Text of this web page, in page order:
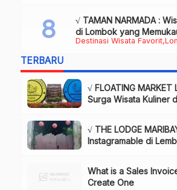
Destinasi Wisata Favorit
√ TAMAN NARMADA :
di Lombok yang
Keindahan Alam &
TERBARU
√ FLOATING MARKET
Surga Wisata Kuliner
√ THE LODGE
Instagramable di
What is a Sales
Create One